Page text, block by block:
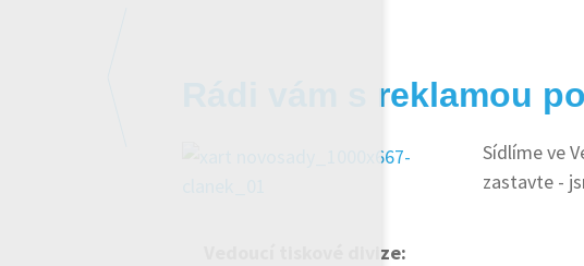
Rádi vám s reklamou
Sídlíme ve
zastavte -
Vedoucí tiskové divize: